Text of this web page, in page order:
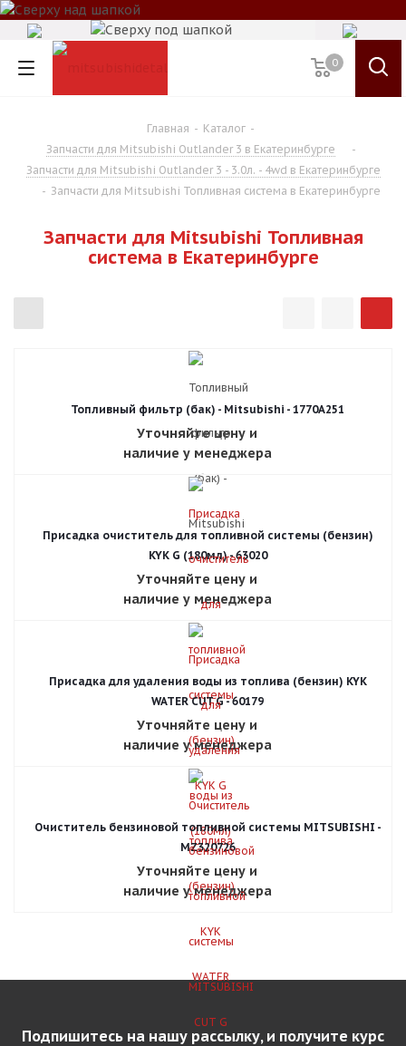
0
Главная - Каталог -
Запчасти для Mitsubishi Outlander 3 в Екатеринбурге
-
Запчасти для Mitsubishi Outlander 3 - 3.0л. - 4wd в Екатеринбурге
- Запчасти для Mitsubishi Топливная система в Екатеринбурге
Запчасти для Mitsubishi Топливная
система в Екатеринбурге
Топливный фильтр (бак) - Mitsubishi - 1770A251
Уточняйте цену и
наличие у менеджера
Присадка очиститель для топливной системы (бензин)
KYK G (180мл) - 63020
Уточняйте цену и
наличие у менеджера
Присадка для удаления воды из топлива (бензин) KYK
WATER CUT G - 60179
Уточняйте цену и
наличие у менеджера
Очиститель бензиновой топливной системы MITSUBISHI -
MZ320726
Уточняйте цену и
наличие у менеджера
Подпишитесь на нашу рассылку, и получите курс